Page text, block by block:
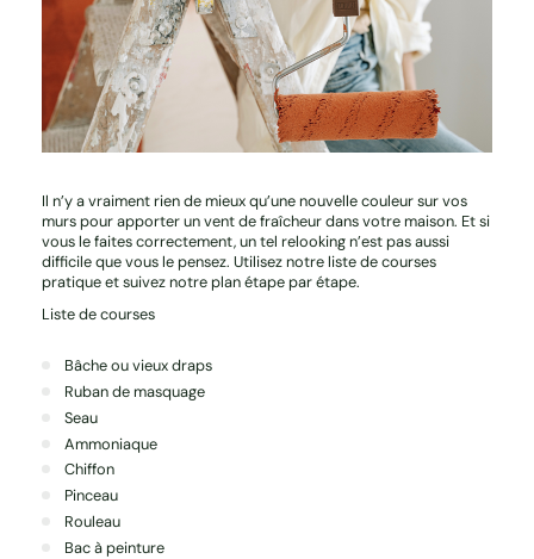
Il n’y a vraiment rien de mieux qu’une nouvelle couleur sur vos
murs pour apporter un vent de fraîcheur dans votre maison. Et si
vous le faites correctement, un tel relooking n’est pas aussi
difficile que vous le pensez. Utilisez notre liste de courses
pratique et suivez notre plan étape par étape.
Liste de courses
Bâche ou vieux draps
Ruban de masquage
Seau
Ammoniaque
Chiffon
Pinceau
Rouleau
Bac à peinture